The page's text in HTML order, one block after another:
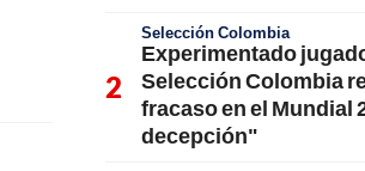
Selección Colombia
Experimentado
Selección Colombia
fracaso en el Mundial
decepción"